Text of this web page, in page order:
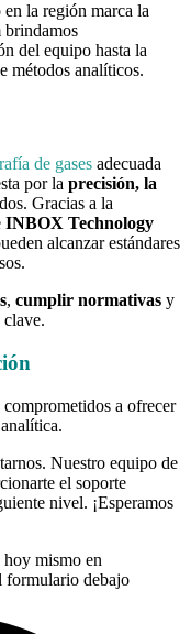
en la región marca la
del equipo hasta la
métodos analíticos.
de gases adecuada
por la precisión, la
Gracias a la
INBOX Technology
alcanzar estándares
, cumplir normativas y
clave.
comprometidos a ofrecer
Nuestro equipo de
el soporte
nivel. ¡Esperamos
hoy mismo en
formulario debajo